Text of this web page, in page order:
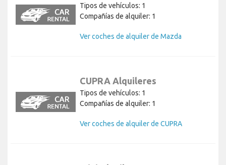
Tipos de vehículos: 1
Compañías de alquiler: 1
Ver coches de alquiler de Mazda
CUPRA Alquileres
Tipos de vehículos: 1
Compañías de alquiler: 1
Ver coches de alquiler de CUPRA